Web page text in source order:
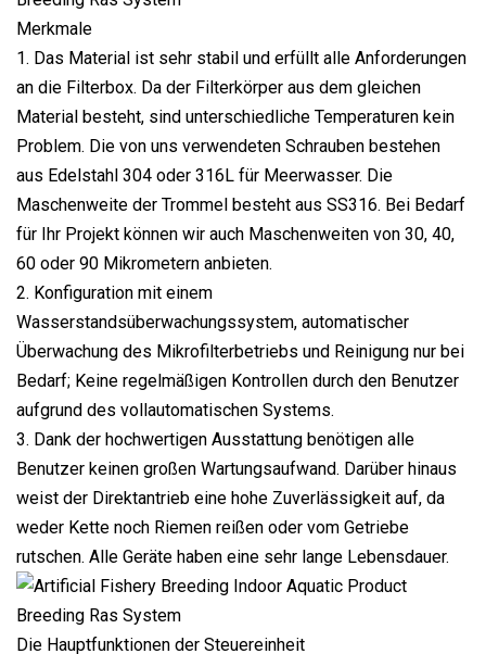
Merkmale
1. Das Material ist sehr stabil und erfüllt alle Anforderungen
an die Filterbox. Da der Filterkörper aus dem gleichen
Material besteht, sind unterschiedliche Temperaturen kein
Problem. Die von uns verwendeten Schrauben bestehen
aus Edelstahl 304 oder 316L für Meerwasser. Die
Maschenweite der Trommel besteht aus SS316. Bei Bedarf
für Ihr Projekt können wir auch Maschenweiten von 30, 40,
60 oder 90 Mikrometern anbieten.
2. Konfiguration mit einem
Wasserstandsüberwachungssystem, automatischer
Überwachung des Mikrofilterbetriebs und Reinigung nur bei
Bedarf; Keine regelmäßigen Kontrollen durch den Benutzer
aufgrund des vollautomatischen Systems.
3. Dank der hochwertigen Ausstattung benötigen alle
Benutzer keinen großen Wartungsaufwand. Darüber hinaus
weist der Direktantrieb eine hohe Zuverlässigkeit auf, da
weder Kette noch Riemen reißen oder vom Getriebe
rutschen. Alle Geräte haben eine sehr lange Lebensdauer.
Die Hauptfunktionen der Steuereinheit